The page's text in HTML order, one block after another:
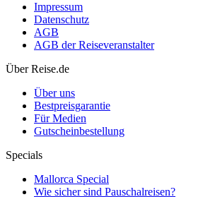
Impressum
Datenschutz
AGB
AGB der Reiseveranstalter
Über Reise.de
Über uns
Bestpreisgarantie
Für Medien
Gutscheinbestellung
Specials
Mallorca Special
Wie sicher sind Pauschalreisen?